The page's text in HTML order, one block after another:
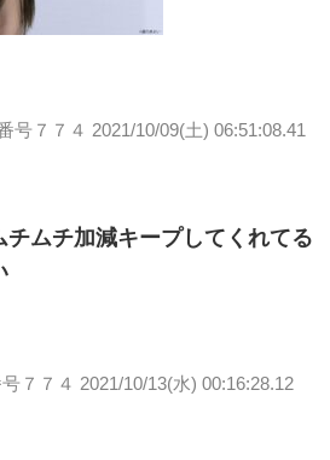
号７７４ 2021/10/09(土) 06:51:08.41
チムチ加減キープしてくれてる
７７４ 2021/10/13(水) 00:16:28.12